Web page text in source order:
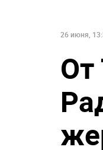
26 июня,
От